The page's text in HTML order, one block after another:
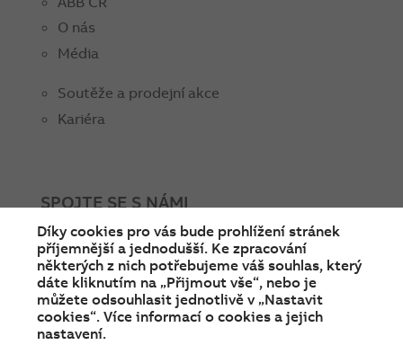
O nás
Média
Soutěže a prodejní akce
Kariéra
SPOJTE SE S NÁMI
facebookinstagramLinkedintwitteryoutube
Díky cookies pro vás bude prohlížení stránek
příjemnější a jednodušší. Ke zpracování
některých z nich potřebujeme váš souhlas, který
dáte kliknutím na „Přijmout vše“, nebo je
můžete odsouhlasit jednotlivě v „Nastavit
cookies“. Více informací o cookies a jejich
nastavení.